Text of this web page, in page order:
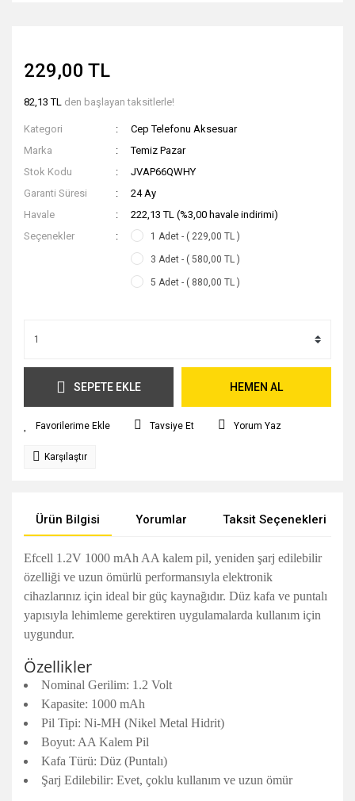
229,00 TL
82,13 TL den başlayan taksitlerle!
Kategori
Cep Telefonu Aksesuar
Marka
Temiz Pazar
Stok Kodu
JVAP66QWHY
Garanti Süresi
24 Ay
Havale
222,13 TL (%3,00 havale indirimi)
Seçenekler
1 Adet - ( 229,00 TL )
3 Adet - ( 580,00 TL )
5 Adet - ( 880,00 TL )
SEPETE EKLE HEMEN AL
Tavsiye Et Yorum Yaz
Karşılaştır
Ürün Bilgisi Yorumlar Taksit Seçenekleri
Efcell 1.2V 1000 mAh AA kalem pil, yeniden şarj edilebilir
özelliği ve uzun ömürlü performansıyla elektronik
cihazlarınız için ideal bir güç kaynağıdır. Düz kafa ve puntalı
yapısıyla lehimleme gerektiren uygulamalarda kullanım için
uygundur.
Özellikler
Nominal Gerilim: 1.2 Volt
Kapasite: 1000 mAh
Pil Tipi: Ni-MH (Nikel Metal Hidrit)
Boyut: AA Kalem Pil
Kafa Türü: Düz (Puntalı)
Şarj Edilebilir: Evet, çoklu kullanım ve uzun ömür